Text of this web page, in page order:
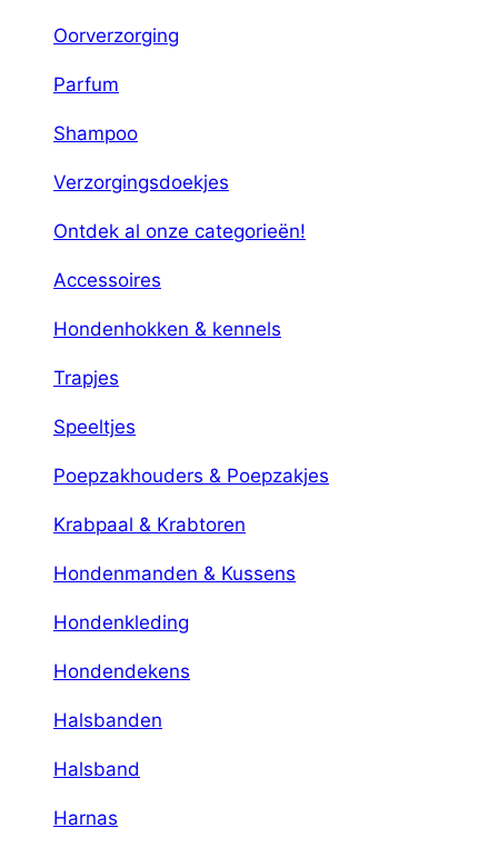
Oorverzorging
Parfum
Shampoo
Verzorgingsdoekjes
Ontdek al onze categorieën!
Accessoires
Hondenhokken & kennels
Trapjes
Speeltjes
Poepzakhouders & Poepzakjes
Krabpaal & Krabtoren
Hondenmanden & Kussens
Hondenkleding
Hondendekens
Halsbanden
Halsband
Harnas